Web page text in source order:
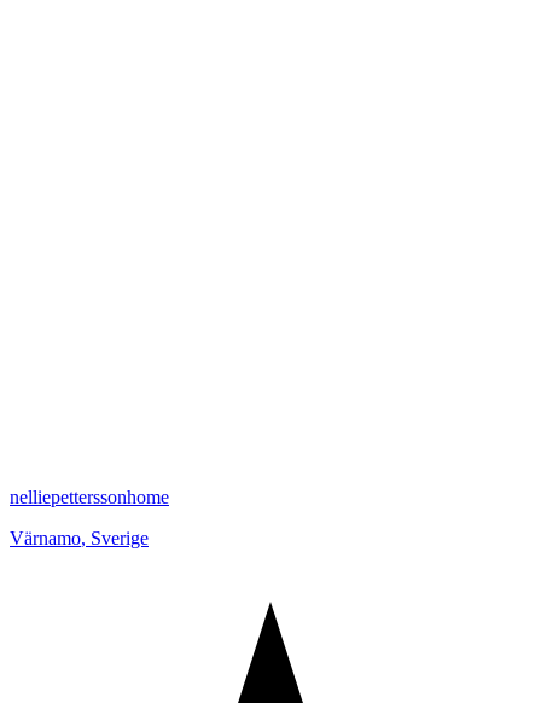
nelliepetterssonhome
Värnamo, Sverige